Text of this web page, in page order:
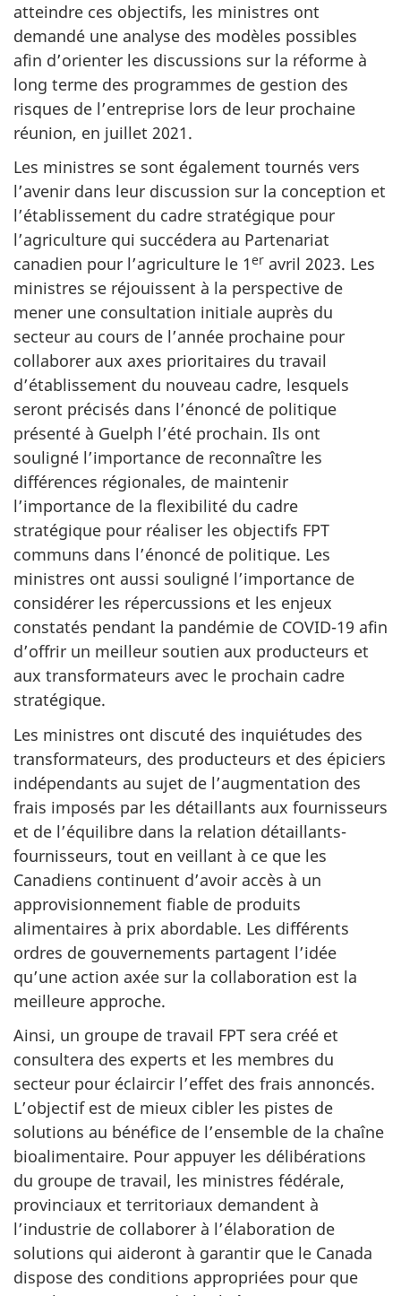
atteindre ces objectifs, les ministres ont
demandé une analyse des modèles possibles
afin d’orienter les discussions sur la réforme à
long terme des programmes de gestion des
risques de l’entreprise lors de leur prochaine
réunion, en juillet 2021.
Les ministres se sont également tournés vers
l’avenir dans leur discussion sur la conception et
l’établissement du cadre stratégique pour
l’agriculture qui succédera au Partenariat
canadien pour l’agriculture le 1er avril 2023. Les
ministres se réjouissent à la perspective de
mener une consultation initiale auprès du
secteur au cours de l’année prochaine pour
collaborer aux axes prioritaires du travail
d’établissement du nouveau cadre, lesquels
seront précisés dans l’énoncé de politique
présenté à Guelph l’été prochain. Ils ont
souligné l’importance de reconnaître les
différences régionales, de maintenir
l’importance de la flexibilité du cadre
stratégique pour réaliser les objectifs FPT
communs dans l’énoncé de politique. Les
ministres ont aussi souligné l’importance de
considérer les répercussions et les enjeux
constatés pendant la pandémie de COVID-19 afin
d’offrir un meilleur soutien aux producteurs et
aux transformateurs avec le prochain cadre
stratégique.
Les ministres ont discuté des inquiétudes des
transformateurs, des producteurs et des épiciers
indépendants au sujet de l’augmentation des
frais imposés par les détaillants aux fournisseurs
et de l’équilibre dans la relation détaillants-
fournisseurs, tout en veillant à ce que les
Canadiens continuent d’avoir accès à un
approvisionnement fiable de produits
alimentaires à prix abordable. Les différents
ordres de gouvernements partagent l’idée
qu’une action axée sur la collaboration est la
meilleure approche.
Ainsi, un groupe de travail FPT sera créé et
consultera des experts et les membres du
secteur pour éclaircir l’effet des frais annoncés.
L’objectif est de mieux cibler les pistes de
solutions au bénéfice de l’ensemble de la chaîne
bioalimentaire. Pour appuyer les délibérations
du groupe de travail, les ministres fédérale,
provinciaux et territoriaux demandent à
l’industrie de collaborer à l’élaboration de
solutions qui aideront à garantir que le Canada
dispose des conditions appropriées pour que